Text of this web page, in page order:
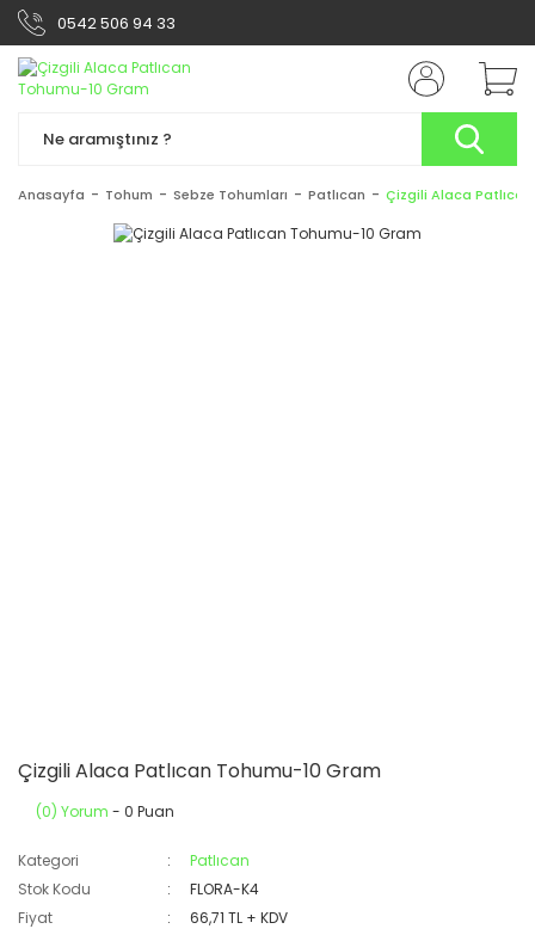
0542 506 94 33
Anasayfa Tohum Sebze Tohumları Patlıcan Çizgili Alaca
Çizgili Alaca Patlıcan Tohumu-10 Gram
(0) Yorum - 0 Puan
Kategori
Patlıcan
Stok Kodu
FLORA-K4
Fiyat
66,71 TL + KDV